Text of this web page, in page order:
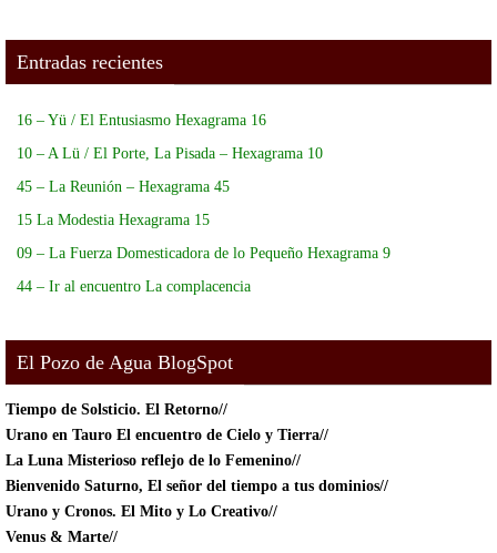
Entradas recientes
16 – Yü / El Entusiasmo Hexagrama 16
10 – A Lü / El Porte, La Pisada – Hexagrama 10
45 – La Reunión – Hexagrama 45
15 La Modestia Hexagrama 15
09 – La Fuerza Domesticadora de lo Pequeño Hexagrama 9
44 – Ir al encuentro La complacencia
El Pozo de Agua BlogSpot
Tiempo de Solsticio. El Retorno//
Urano en Tauro El encuentro de Cielo y Tierra//
La Luna Misterioso reflejo de lo Femenino//
Bienvenido Saturno, El señor del tiempo a tus dominios//
Urano y Cronos. El Mito y Lo Creativo//
Venus & Marte//